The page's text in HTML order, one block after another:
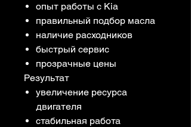
опыт работы с Kia
правильный подбор масла
наличие расходников
быстрый сервис
прозрачные цены
Результат
увеличение ресурса
двигателя
стабильная работа